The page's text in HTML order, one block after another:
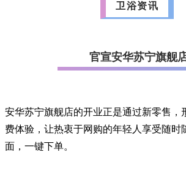
卫浴资讯
官宣安华苏宁旗舰
安华苏宁旗舰店的开业正是通过新零售，
费体验，让热衷于网购的年轻人享受随时
面，一键下单。